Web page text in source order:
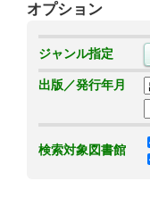
オプション
ジャンル指定
出版／発行年月
検索対象図書館